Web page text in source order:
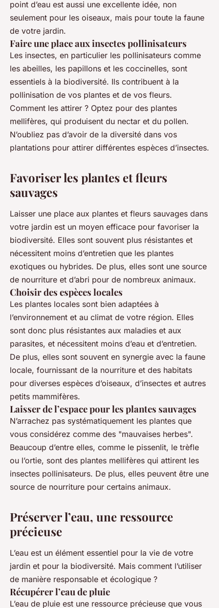
point d’eau est aussi une excellente idée, non
seulement pour les oiseaux, mais pour toute la faune
de votre jardin.
Faire une place aux insectes pollinisateurs
Les insectes, en particulier les pollinisateurs comme
les abeilles, les papillons et les coccinelles, sont
essentiels à la biodiversité. Ils contribuent à la
pollinisation de vos plantes et de vos fleurs.
Comment les attirer ? Optez pour des plantes
mellifères, qui produisent du nectar et du pollen.
N’oubliez pas d’avoir de la diversité dans vos
plantations pour attirer différentes espèces d’insectes.
Favoriser les plantes et fleurs
sauvages
Laisser une place aux plantes et fleurs sauvages dans
votre jardin est un moyen efficace pour favoriser la
biodiversité. Elles sont souvent plus résistantes et
nécessitent moins d’entretien que les plantes
exotiques ou hybrides. De plus, elles sont une source
de nourriture et d’abri pour de nombreux animaux.
Choisir des espèces locales
Les plantes locales sont bien adaptées à
l’environnement et au climat de votre région. Elles
sont donc plus résistantes aux maladies et aux
parasites, et nécessitent moins d’eau et d’entretien.
De plus, elles sont souvent en synergie avec la faune
locale, fournissant de la nourriture et des habitats
pour diverses espèces d’oiseaux, d’insectes et autres
petits mammifères.
Laisser de l’espace pour les plantes sauvages
N’arrachez pas systématiquement les plantes que
vous considérez comme des "mauvaises herbes".
Beaucoup d’entre elles, comme le pissenlit, le trèfle
ou l’ortie, sont des plantes mellifères qui attirent les
insectes pollinisateurs. De plus, elles peuvent être une
source de nourriture pour certains animaux.
Préserver l’eau, une ressource
précieuse
L’eau est un élément essentiel pour la vie de votre
jardin et pour la biodiversité. Mais comment l’utiliser
de manière responsable et écologique ?
Récupérer l’eau de pluie
L’eau de pluie est une ressource précieuse que vous